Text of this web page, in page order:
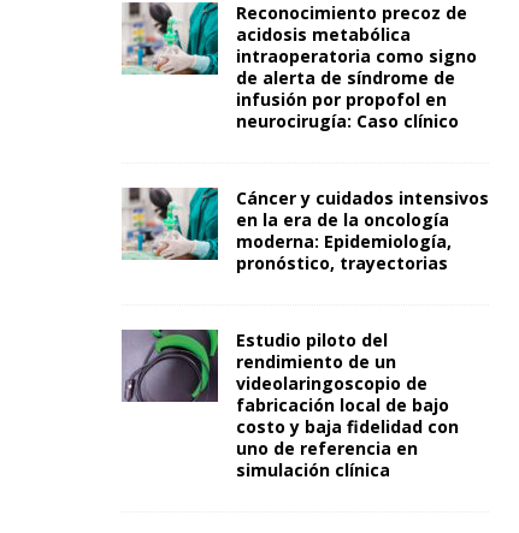
Reconocimiento precoz de
acidosis metabólica
intraoperatoria como signo
de alerta de síndrome de
infusión por propofol en
neurocirugía: Caso clínico
Cáncer y cuidados intensivos
en la era de la oncología
moderna: Epidemiología,
pronóstico, trayectorias
Estudio piloto del
rendimiento de un
videolaringoscopio de
fabricación local de bajo
costo y baja fidelidad con
uno de referencia en
simulación clínica